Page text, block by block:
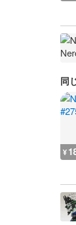
同
¥